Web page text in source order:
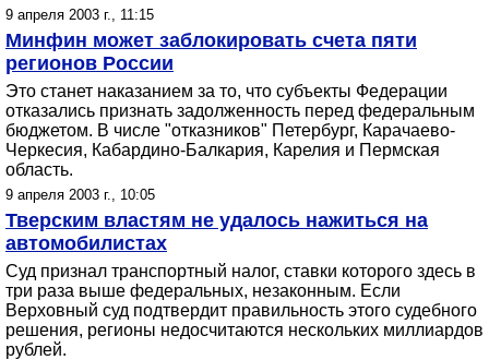
9 апреля 2003 г., 11:15
Минфин может заблокировать счета пяти
регионов России
Это станет наказанием за то, что субъекты Федерации
отказались признать задолженность перед федеральным
бюджетом. В числе "отказников" Петербург, Карачаево-
Черкесия, Кабардино-Балкария, Карелия и Пермская
область.
9 апреля 2003 г., 10:05
Тверским властям не удалось нажиться на
автомобилистах
Суд признал транспортный налог, ставки которого здесь в
три раза выше федеральных, незаконным. Если
Верховный суд подтвердит правильность этого судебного
решения, регионы недосчитаются нескольких миллиардов
рублей.